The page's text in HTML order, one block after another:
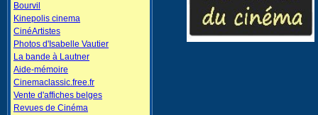
Bourvil
Kinepolis cinema
CinéArtistes
Photos d'Isabelle Vautier
La bande à Lautner
Aide-mémoire
Cinemaclassic.free.fr
Vente d'affiches belges
Revues de Cinéma